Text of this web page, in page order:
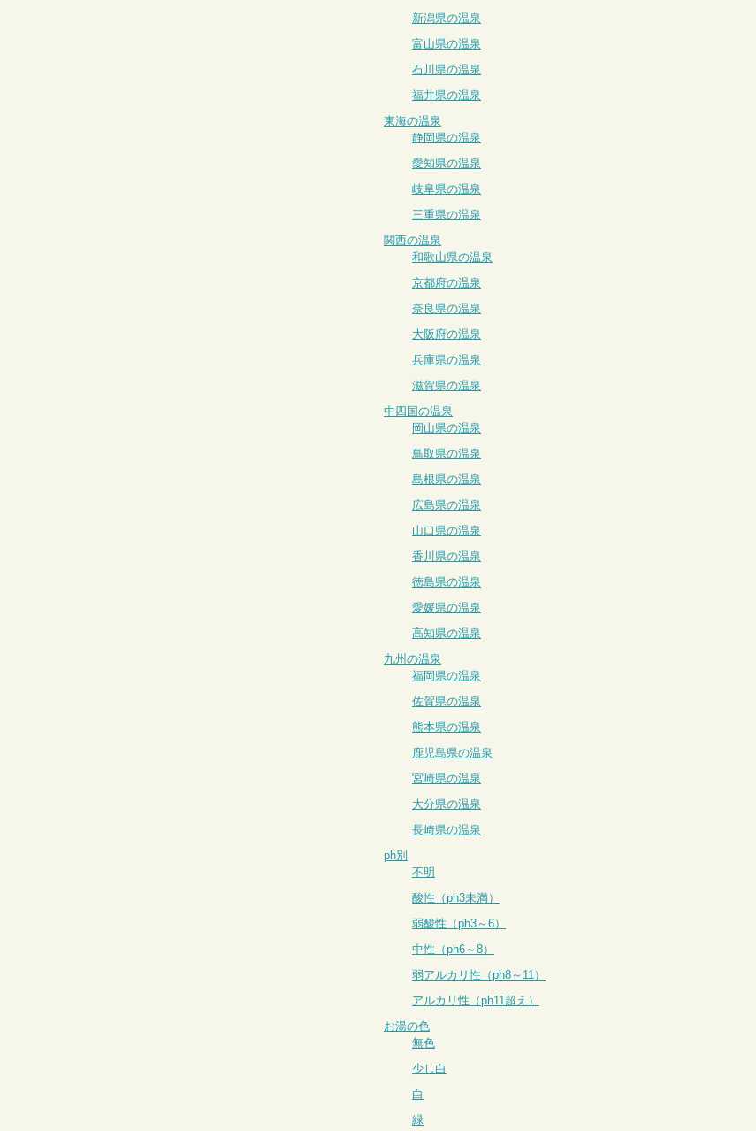
新潟県の温泉
富山県の温泉
石川県の温泉
福井県の温泉
東海の温泉
静岡県の温泉
愛知県の温泉
岐阜県の温泉
三重県の温泉
関西の温泉
和歌山県の温泉
京都府の温泉
奈良県の温泉
大阪府の温泉
兵庫県の温泉
滋賀県の温泉
中四国の温泉
岡山県の温泉
鳥取県の温泉
島根県の温泉
広島県の温泉
山口県の温泉
香川県の温泉
徳島県の温泉
愛媛県の温泉
高知県の温泉
九州の温泉
福岡県の温泉
佐賀県の温泉
熊本県の温泉
鹿児島県の温泉
宮崎県の温泉
大分県の温泉
長崎県の温泉
ph別
不明
酸性（ph3未満）
弱酸性（ph3～6）
中性（ph6～8）
弱アルカリ性（ph8～11）
アルカリ性（ph11超え）
お湯の色
無色
少し白
白
緑